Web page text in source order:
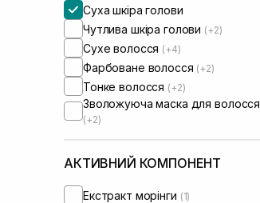
Суха шкіра голови
Чутлива шкіра голови (+2)
Сухе волосся (+4)
Фарбоване волосся (+2)
Тонке волосся (+2)
Зволожуюча маска для волосся
(+2)
АКТИВНИЙ КОМПОНЕНТ
Екстракт морінги (1)